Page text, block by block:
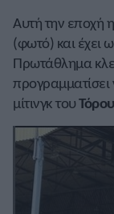
Αυτή την εποχή
(φωτό) και έχει
Πρωτάθλημα
προγραμματίσει
μίτινγκ του